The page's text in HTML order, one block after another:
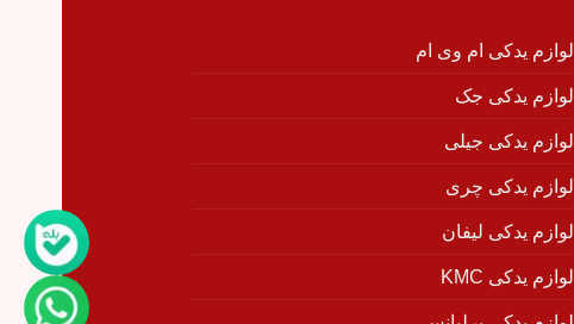
لوازم یدکی ام وی ام
لوازم یدکی جک
لوازم یدکی جیلی
لوازم یدکی چری
لوازم یدکی لیفان
لوازم یدکی KMC